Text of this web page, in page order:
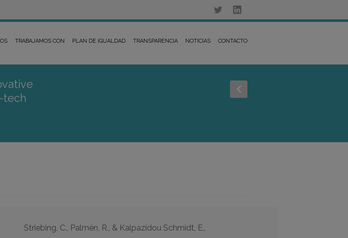
TRABAJAMOS CON PLAN DE IGUALDAD TRANSPARENCIA NOTICIAS CONTACTO
tech
Striebing, C., Palmén, R., & Kalpazidou Schmidt, E.,